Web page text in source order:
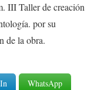
III Taller de creación
por su
de la obra.
WhatsApp